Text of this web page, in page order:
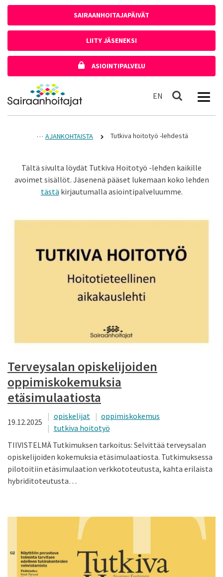
SAIRAANHOITAJAPÄIVÄT
LIITY JÄSENEKSI
ASIOINTIPALVELU
Etusivulle
EN In English
Haku
AJANKOHTAISTA Tutkiva hoitotyö -lehdestä
Tältä sivulta löydät Tutkiva Hoitotyö -lehden kaikille
avoimet sisällöt. Jäsenenä pääset lukemaan koko lehden
tästä kirjautumalla asiointipalveluumme.
Terveysalan opiskelijoiden
oppimiskokemuksia
etäsimulaatiosta
19.12.2025
opiskelijat
oppimiskokemus
tutkiva hoitotyö
TIIVISTELMÄ Tutkimuksen tarkoitus: Selvittää terveysalan
opiskelijoiden kokemuksia etäsimulaatiosta. Tutkimuksessa
pilotoitiin etäsimulaation verkkototeutusta, kahta erilaista
hybriditoteutusta…